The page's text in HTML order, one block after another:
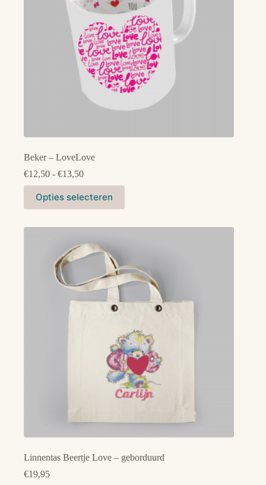
Beker – LoveLove
€12,50 - €13,50Prijsklasse:
€12,50
tot
Opties selecteren
product
heeft
Linnentas Beertje Love – geborduurd
€19,95